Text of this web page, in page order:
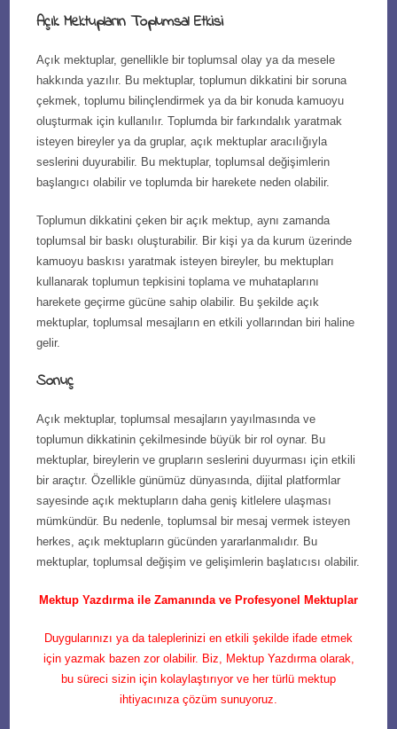
Açık Mektupların Toplumsal Etkisi
Açık mektuplar, genellikle bir toplumsal olay ya da mesele
hakkında yazılır. Bu mektuplar, toplumun dikkatini bir soruna
çekmek, toplumu bilinçlendirmek ya da bir konuda kamuoyu
oluşturmak için kullanılır. Toplumda bir farkındalık yaratmak
isteyen bireyler ya da gruplar, açık mektuplar aracılığıyla
seslerini duyurabilir. Bu mektuplar, toplumsal değişimlerin
başlangıcı olabilir ve toplumda bir harekete neden olabilir.
Toplumun dikkatini çeken bir açık mektup, aynı zamanda
toplumsal bir baskı oluşturabilir. Bir kişi ya da kurum üzerinde
kamuoyu baskısı yaratmak isteyen bireyler, bu mektupları
kullanarak toplumun tepkisini toplama ve muhataplarını
harekete geçirme gücüne sahip olabilir. Bu şekilde açık
mektuplar, toplumsal mesajların en etkili yollarından biri haline
gelir.
Sonuç
Açık mektuplar, toplumsal mesajların yayılmasında ve
toplumun dikkatinin çekilmesinde büyük bir rol oynar. Bu
mektuplar, bireylerin ve grupların seslerini duyurması için etkili
bir araçtır. Özellikle günümüz dünyasında, dijital platformlar
sayesinde açık mektupların daha geniş kitlelere ulaşması
mümkündür. Bu nedenle, toplumsal bir mesaj vermek isteyen
herkes, açık mektupların gücünden yararlanmalıdır. Bu
mektuplar, toplumsal değişim ve gelişimlerin başlatıcısı olabilir.
Mektup Yazdırma ile Zamanında ve Profesyonel Mektuplar
Duygularınızı ya da taleplerinizi en etkili şekilde ifade etmek
için yazmak bazen zor olabilir. Biz, Mektup Yazdırma olarak,
bu süreci sizin için kolaylaştırıyor ve her türlü mektup
ihtiyacınıza çözüm sunuyoruz.